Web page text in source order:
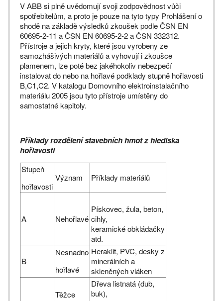
V ABB si plně uvědomují svoji zodpovědnost vůči
spotřebitelům, a proto je pouze na tyto typy Prohlášení o
shodě na základě výsledků zkoušek podle ČSN EN
60695-2-11 a ČSN EN 60695-2-2 a ČSN 332312.
Přístroje a jejich kryty, které jsou vyrobeny ze
samozhášivých materiálů a vyhovují i zkoušce
plamenem, lze poté bez jakéhokoliv nebezpečí
instalovat do nebo na hořlavé podklady stupně hořlavosti
B,C1,C2. V katalogu Domovního elektroinstalačního
materiálu 2005 jsou tyto přístroje umístěny do
samostatné kapitoly.
Příklady rozdělení stavebních hmot z hlediska
hořlavosti
Stupeň
hořlavosti
Význam Příklady materiálů
A Nehořlavé
Pískovec, žula, beton,
cihly,
keramické obkládačky
atd.
B
Nesnadno
hořlavé
Heraklit, PVC, desky z
minerálních a
skleněných vláken
Těžce
Dřeva listnatá (dub,
buk),